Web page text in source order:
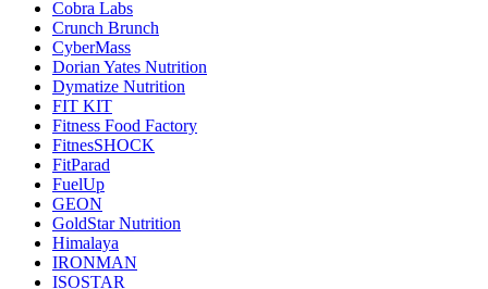
Cobra Labs
Crunch Brunch
CyberMass
Dorian Yates Nutrition
Dymatize Nutrition
FIT KIT
Fitness Food Factory
FitnesSHOCK
FitParad
FuelUp
GEON
GoldStar Nutrition
Himalaya
IRONMAN
ISOSTAR